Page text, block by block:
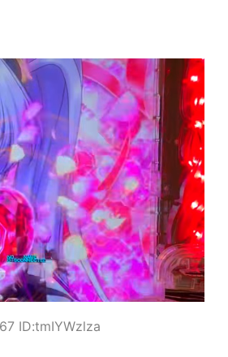
ID:tmIYWzlza